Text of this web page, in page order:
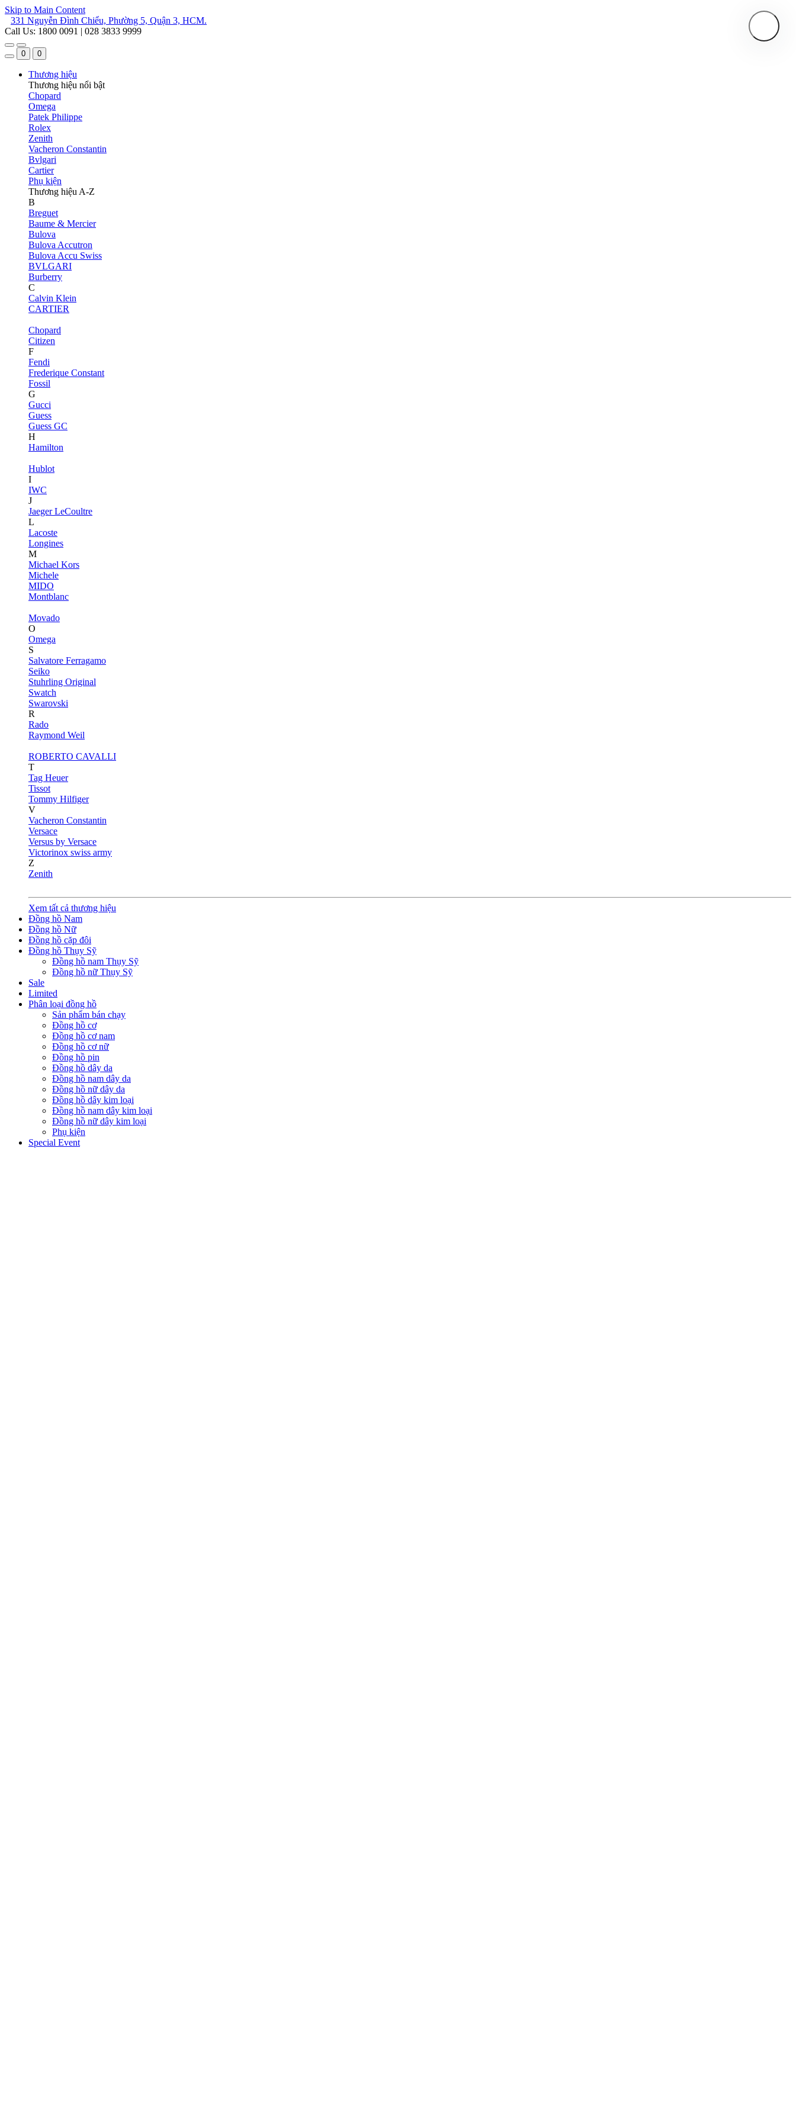
Skip to Main Content
331 Nguyễn Đình Chiểu, Phường 5, Quận 3, HCM.
Call Us: 1800 0091 | 028 3833 9999
0 0
Thương hiệu
Thương hiệu nổi bật
Chopard
Omega
Patek Philippe
Rolex
Zenith
Vacheron Constantin
Bvlgari
Cartier
Phụ kiện
Thương hiệu A-Z
B
Breguet
Baume & Mercier
Bulova
Bulova Accutron
Bulova Accu Swiss
BVLGARI
Burberry
C
Calvin Klein
CARTIER
Chopard
Citizen
F
Fendi
Frederique Constant
Fossil
G
Gucci
Guess
Guess GC
H
Hamilton
Hublot
I
IWC
J
Jaeger LeCoultre
L
Lacoste
Longines
M
Michael Kors
Michele
MIDO
Montblanc
Movado
O
Omega
S
Salvatore Ferragamo
Seiko
Stuhrling Original
Swatch
Swarovski
R
Rado
Raymond Weil
ROBERTO CAVALLI
T
Tag Heuer
Tissot
Tommy Hilfiger
V
Vacheron Constantin
Versace
Versus by Versace
Victorinox swiss army
Z
Zenith
Xem tất cả thương hiệu
Đồng hồ Nam
Đồng hồ Nữ
Đồng hồ cặp đôi
Đồng hồ Thụy Sỹ
Đồng hồ nam Thụy Sỹ
Đồng hồ nữ Thụy Sỹ
Sale
Limited
Phân loại đồng hồ
Sản phẩm bán chạy
Đồng hồ cơ
Đồng hồ cơ nam
Đồng hồ cơ nữ
Đồng hồ pin
Đồng hồ dây da
Đồng hồ nam dây da
Đồng hồ nữ dây da
Đồng hồ dây kim loại
Đồng hồ nam dây kim loại
Đồng hồ nữ dây kim loại
Phụ kiện
Special Event